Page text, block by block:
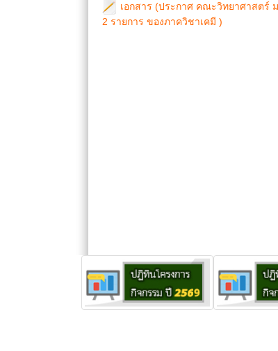
เอกสาร (ประกาศ คณะวิทยาศาสตร์
2 รายการ ของภาควิชาเคมี )